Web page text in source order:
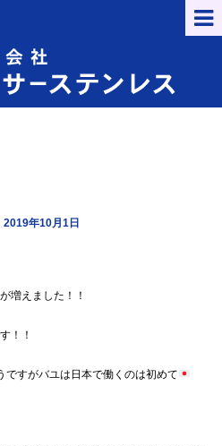
2019年10月1日
増えました！！
！！
ですがバユは日本で働くのは初めて